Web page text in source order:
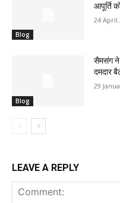
Blog
आपूर्ति
24 April
Blog
सैमसंग ने
दमदार
29
LEAVE A REPLY